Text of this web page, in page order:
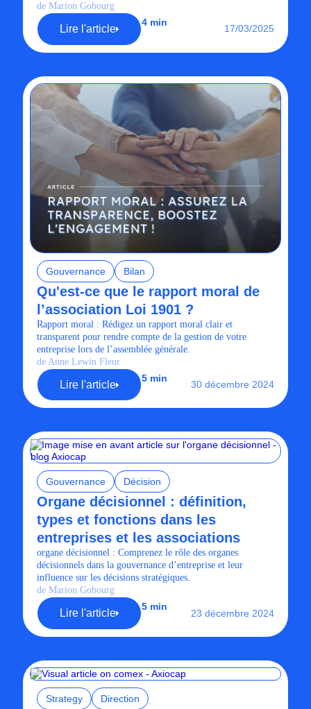
de Marion Gobourg
Lire l'article
4 min
17/03/2025
Gouvernance Bilan
Qu'est-ce que le rapport moral de
l’association Loi 1901 ?
Rapport moral : Rédigez un rapport moral clair et
transparent pour rendre compte de la gestion de votre
entreprise lors de l’assemblée générale.
de Anne Lewin Fleur
Lire l'article
5 min
30 décembre 2024
Gouvernance Décision
Organe décisionnel : définition,
types et fonctions dans les
entreprises et les associations
organe décisionnel : Comprenez le rôle des organes
décisionnels dans la gouvernance d’entreprise et leur
influence sur les décisions stratégiques.
de Marion Gobourg
Lire l'article
5 min
23 décembre 2024
Strategy Direction